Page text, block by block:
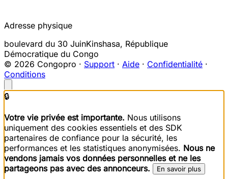
Adresse physique
boulevard du 30 JuinKinshasa, République
Démocratique du Congo
© 2026 Congopro · Support · Aide · Confidentialité ·
Conditions
🔒
Votre vie privée est importante. Nous utilisons
uniquement des cookies essentiels et des SDK
partenaires de confiance pour la sécurité, les
performances et les statistiques anonymisées. Nous ne
vendons jamais vos données personnelles et ne les
partageons pas avec des annonceurs.
En savoir plus